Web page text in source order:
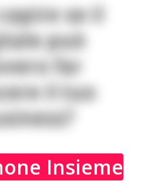
apireseil
talepuò
vero far
ereiltuo
siness?
Insieme